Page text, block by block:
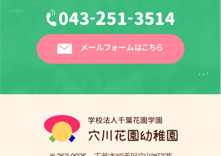
メールフォームはこちら